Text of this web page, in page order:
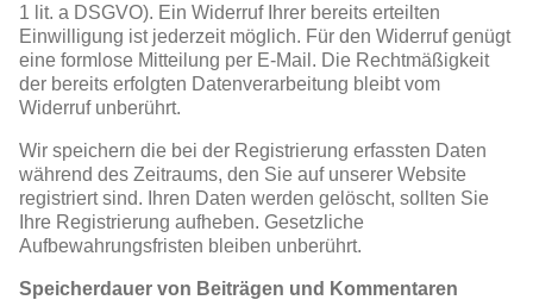
1 lit. a DSGVO). Ein Widerruf Ihrer bereits erteilten
Einwilligung ist jederzeit möglich. Für den Widerruf genügt
eine formlose Mitteilung per E-Mail. Die Rechtmäßigkeit
der bereits erfolgten Datenverarbeitung bleibt vom
Widerruf unberührt.
Wir speichern die bei der Registrierung erfassten Daten
während des Zeitraums, den Sie auf unserer Website
registriert sind. Ihren Daten werden gelöscht, sollten Sie
Ihre Registrierung aufheben. Gesetzliche
Aufbewahrungsfristen bleiben unberührt.
Speicherdauer von Beiträgen und Kommentaren